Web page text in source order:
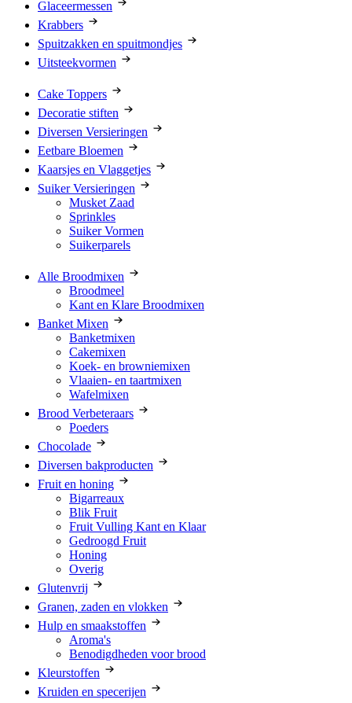
Glaceermessen
Krabbers
Spuitzakken en spuitmondjes
Uitsteekvormen
Cake Toppers
Decoratie stiften
Diversen Versieringen
Eetbare Bloemen
Kaarsjes en Vlaggetjes
Suiker Versieringen
Musket Zaad
Sprinkles
Suiker Vormen
Suikerparels
Alle Broodmixen
Broodmeel
Kant en Klare Broodmixen
Banket Mixen
Banketmixen
Cakemixen
Koek- en browniemixen
Vlaaien- en taartmixen
Wafelmixen
Brood Verbeteraars
Poeders
Chocolade
Diversen bakproducten
Fruit en honing
Bigarreaux
Blik Fruit
Fruit Vulling Kant en Klaar
Gedroogd Fruit
Honing
Overig
Glutenvrij
Granen, zaden en vlokken
Hulp en smaakstoffen
Aroma's
Benodigdheden voor brood
Kleurstoffen
Kruiden en specerijen